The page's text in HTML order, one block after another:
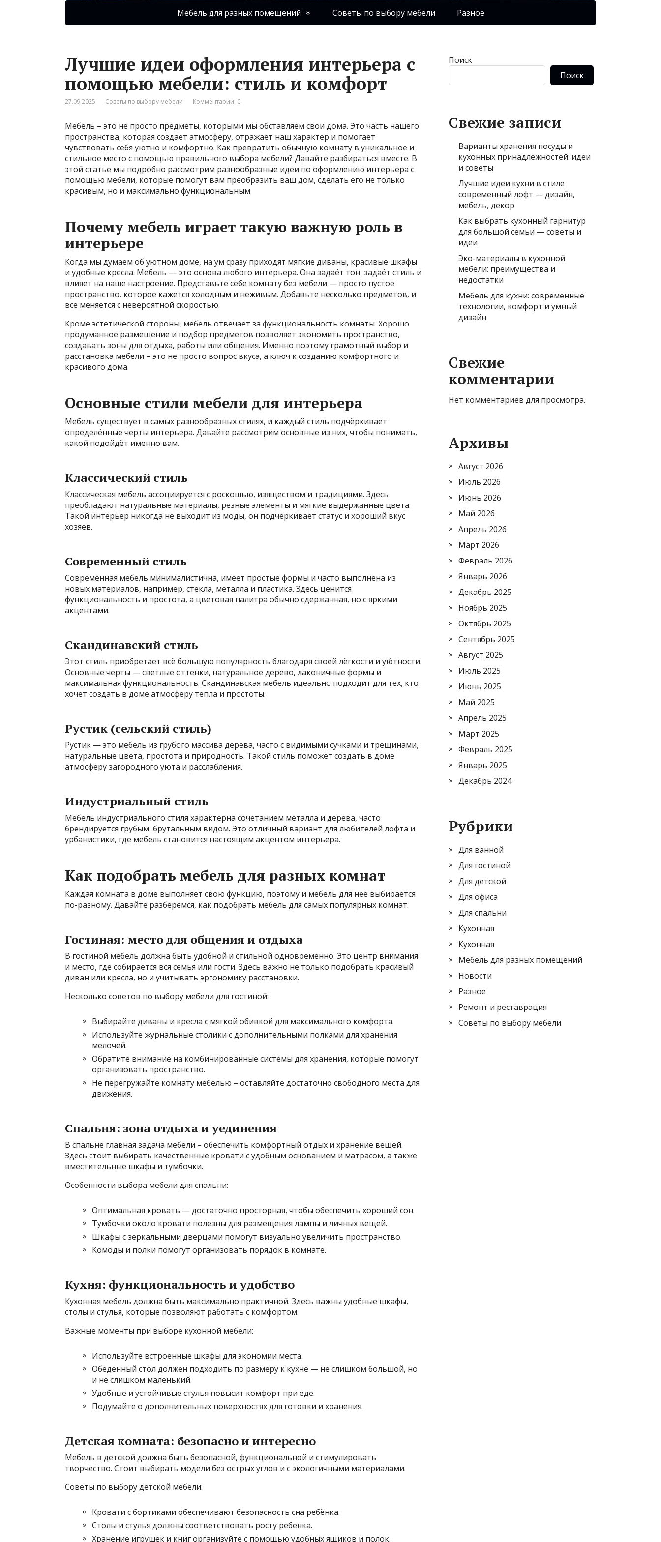
Мебель для разных помещений Советы по выбору мебели Разное
Лучшие идеи оформления интерьера с
помощью мебели: стиль и комфорт
27.09.2025 Советы по выбору мебели Комментарии: 0
Мебель – это не просто предметы, которыми мы обставляем свои дома. Это часть нашего
пространства, которая создаёт атмосферу, отражает наш характер и помогает
чувствовать себя уютно и комфортно. Как превратить обычную комнату в уникальное и
стильное место с помощью правильного выбора мебели? Давайте разбираться вместе. В
этой статье мы подробно рассмотрим разнообразные идеи по оформлению интерьера с
помощью мебели, которые помогут вам преобразить ваш дом, сделать его не только
красивым, но и максимально функциональным.
Почему мебель играет такую важную роль в
интерьере
Когда мы думаем об уютном доме, на ум сразу приходят мягкие диваны, красивые шкафы
и удобные кресла. Мебель — это основа любого интерьера. Она задаёт тон, задаёт стиль и
влияет на наше настроение. Представьте себе комнату без мебели — просто пустое
пространство, которое кажется холодным и неживым. Добавьте несколько предметов, и
все меняется с невероятной скоростью.
Кроме эстетической стороны, мебель отвечает за функциональность комнаты. Хорошо
продуманное размещение и подбор предметов позволяет экономить пространство,
создавать зоны для отдыха, работы или общения. Именно поэтому грамотный выбор и
расстановка мебели – это не просто вопрос вкуса, а ключ к созданию комфортного и
красивого дома.
Основные стили мебели для интерьера
Мебель существует в самых разнообразных стилях, и каждый стиль подчёркивает
определённые черты интерьера. Давайте рассмотрим основные из них, чтобы понимать,
какой подойдёт именно вам.
Классический стиль
Классическая мебель ассоциируется с роскошью, изяществом и традициями. Здесь
преобладают натуральные материалы, резные элементы и мягкие выдержанные цвета.
Такой интерьер никогда не выходит из моды, он подчёркивает статус и хороший вкус
хозяев.
Современный стиль
Современная мебель минималистична, имеет простые формы и часто выполнена из
новых материалов, например, стекла, металла и пластика. Здесь ценится
функциональность и простота, а цветовая палитра обычно сдержанная, но с яркими
акцентами.
Скандинавский стиль
Этот стиль приобретает всё большую популярность благодаря своей лёгкости и ую́тности.
Основные черты — светлые оттенки, натуральное дерево, лаконичные формы и
максимальная функциональность. Скандинавская мебель идеально подходит для тех, кто
хочет создать в доме атмосферу тепла и простоты.
Рустик (сельский стиль)
Рустик — это мебель из грубого массива дерева, часто с видимыми сучками и трещинами,
натуральные цвета, простота и природность. Такой стиль поможет создать в доме
атмосферу загородного уюта и расслабления.
Индустриальный стиль
Мебель индустриального стиля характерна сочетанием металла и дерева, часто
брендируется грубым, брутальным видом. Это отличный вариант для любителей лофта и
урбанистики, где мебель становится настоящим акцентом интерьера.
Как подобрать мебель для разных комнат
Каждая комната в доме выполняет свою функцию, поэтому и мебель для неё выбирается
по-разному. Давайте разберёмся, как подобрать мебель для самых популярных комнат.
Гостиная: место для общения и отдыха
В гостиной мебель должна быть удобной и стильной одновременно. Это центр внимания
и место, где собирается вся семья или гости. Здесь важно не только подобрать красивый
диван или кресла, но и учитывать эргономику расстановки.
Несколько советов по выбору мебели для гостиной:
Выбирайте диваны и кресла с мягкой обивкой для максимального комфорта.
Используйте журнальные столики с дополнительными полками для хранения
мелочей.
Обратите внимание на комбинированные системы для хранения, которые помогут
организовать пространство.
Не перегружайте комнату мебелью – оставляйте достаточно свободного места для
движения.
Спальня: зона отдыха и уединения
В спальне главная задача мебели – обеспечить комфортный отдых и хранение вещей.
Здесь стоит выбирать качественные кровати с удобным основанием и матрасом, а также
вместительные шкафы и тумбочки.
Особенности выбора мебели для спальни:
Оптимальная кровать — достаточно просторная, чтобы обеспечить хороший сон.
Тумбочки около кровати полезны для размещения лампы и личных вещей.
Шкафы с зеркальными дверцами помогут визуально увеличить пространство.
Комоды и полки помогут организовать порядок в комнате.
Кухня: функциональность и удобство
Кухонная мебель должна быть максимально практичной. Здесь важны удобные шкафы,
столы и стулья, которые позволяют работать с комфортом.
Важные моменты при выборе кухонной мебели:
Используйте встроенные шкафы для экономии места.
Обеденный стол должен подходить по размеру к кухне — не слишком большой, но
и не слишком маленький.
Удобные и устойчивые стулья повысит комфорт при еде.
Подумайте о дополнительных поверхностях для готовки и хранения.
Детская комната: безопасно и интересно
Мебель в детской должна быть безопасной, функциональной и стимулировать
творчество. Стоит выбирать модели без острых углов и с экологичными материалами.
Советы по выбору детской мебели:
Кровати с бортиками обеспечивают безопасность сна ребёнка.
Столы и стулья должны соответствовать росту ребенка.
Хранение игрушек и книг организуйте с помощью удобных ящиков и полок.
Поиск
Поиск
Свежие записи
Варианты хранения посуды и
кухонных принадлежностей: идеи
и советы
Лучшие идеи кухни в стиле
современный лофт — дизайн,
мебель, декор
Как выбрать кухонный гарнитур
для большой семьи — советы и
идеи
Эко-материалы в кухонной
мебели: преимущества и
недостатки
Мебель для кухни: современные
технологии, комфорт и умный
дизайн
Свежие
комментарии
Нет комментариев для просмотра.
Архивы
Август 2026
Июль 2026
Июнь 2026
Май 2026
Апрель 2026
Март 2026
Февраль 2026
Январь 2026
Декабрь 2025
Ноябрь 2025
Октябрь 2025
Сентябрь 2025
Август 2025
Июль 2025
Июнь 2025
Май 2025
Апрель 2025
Март 2025
Февраль 2025
Январь 2025
Декабрь 2024
Рубрики
Для ванной
Для гостиной
Для детской
Для офиса
Для спальни
Кухонная
Кухонная
Мебель для разных помещений
Новости
Разное
Ремонт и реставрация
Советы по выбору мебели